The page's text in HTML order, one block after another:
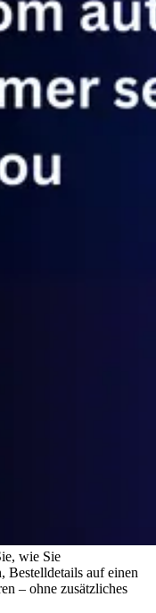
wie Sie
Bestelldetails auf einen
– ohne zusätzliches